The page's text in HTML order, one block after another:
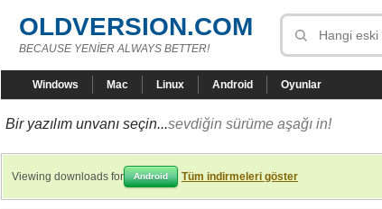
OLDVERSION.COM
BECAUSE YENİER ALWAYS BETTER!
Windows Mac Linux Android Oyunlar
Bir yazılım unvanı seçin...sevdiğin sürüme aşağı in!
Viewing downloads for Android Tüm indirmeleri göster